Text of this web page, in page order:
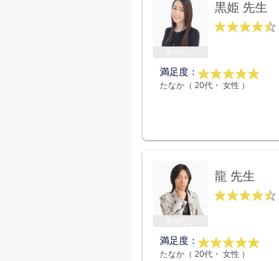
黒姫 先生
満足度：
たなか（ 20代・ 女性 ）
龍 先生
満足度：
たなか（ 20代・ 女性 ）